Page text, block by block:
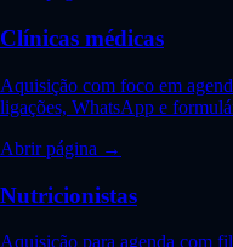
Clínicas médicas
Aquisição com foco em
ligações, WhatsApp e
Abrir página →
Nutricionistas
Aquisição para agenda com